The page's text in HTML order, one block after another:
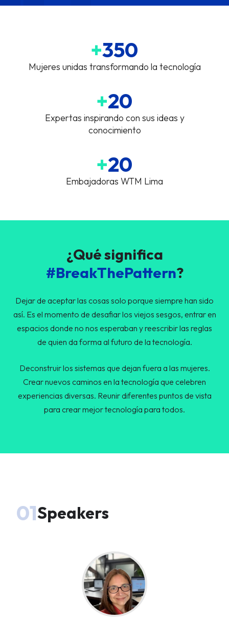
+350
Mujeres unidas transformando la tecnología
+20
Expertas inspirando con sus ideas y
conocimiento
+20
Embajadoras WTM Lima
¿Qué significa
#BreakThePattern?
Dejar de aceptar las cosas solo porque siempre han sido
así. Es el momento de desafiar los viejos sesgos, entrar en
espacios donde no nos esperaban y reescribir las reglas
de quien da forma al futuro de la tecnología.
Deconstruir los sistemas que dejan fuera a las mujeres.
Crear nuevos caminos en la tecnología que celebren
experiencias diversas. Reunir diferentes puntos de vista
para crear mejor tecnología para todos.
01Speakers